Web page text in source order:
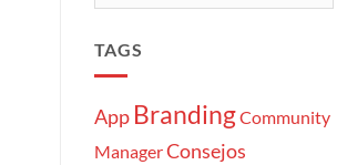
TAGS
App BrandingCommunity
ManagerConsejos